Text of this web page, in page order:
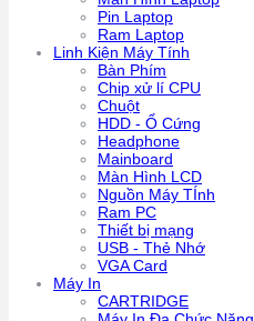
Pin Laptop
Ram Laptop
Linh Kiện Máy Tính
Bàn Phím
Chip xử lí CPU
Chuột
HDD - Ổ Cứng
Headphone
Mainboard
Màn Hình LCD
Nguồn Máy TÍnh
Ram PC
Thiết bị mạng
USB - Thẻ Nhớ
VGA Card
Máy In
CARTRIDGE